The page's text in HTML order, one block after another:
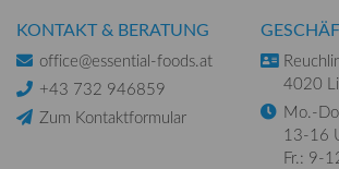
KONTAKT & BERATUNG
office@essential-foods.at
+43 732 946859
Zum Kontaktformular
4020
Mo.-
13-16
Fr.: 9-